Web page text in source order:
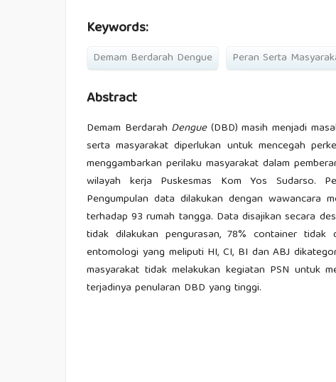
Keywords:
Demam Berdarah Dengue Peran Serta
Abstract
Demam Berdarah Dengue(DBD) masih menjadi
serta masyarakat diperlukan untuk mencegah
menggambarkan perilaku masyarakat dalam
wilayah kerja Puskesmas Kom Yos Sudarso.
Pengumpulan data dilakukan dengan wawancara
terhadap 93 rumah tangga. Data disajikan secara
tidak dilakukan pengurasan, 78% container
entomologi yang meliputi HI, CI, BI dan ABJ
masyarakat tidak melakukan kegiatan PSN untuk
terjadinya penularan DBD yang tinggi.